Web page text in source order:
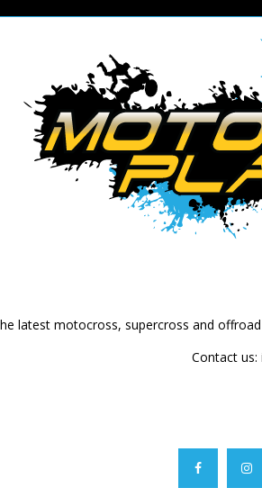
latest motocross, supercross and
Contact us: